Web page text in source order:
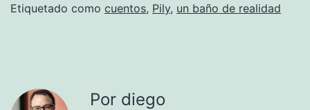
Etiquetado como cuentos, Pily, un baño de realidad
Por diego